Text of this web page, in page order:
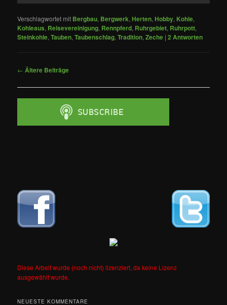
Verschlagwortet mit Bergbau, Bergwerk,Herten,Hobby, Kohle,
Kohleaus, Reisevereinigung, Rennpferd, Ruhrgebiet, Ruhrpott,
Steinkohle,Tauben,Taubenschlag,Tradition,Zeche |2 Antworten
Beitragsnavigation
← Ältere Beiträge
Diese Arbeit wurde (noch nicht) lizenziert, da keine Lizenz
ausgewählt wurde.
NEUESTE KOMMENTARE